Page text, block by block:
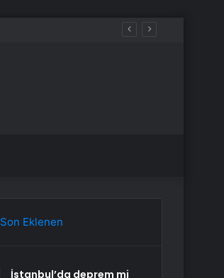
Son Eklenen
İstanbul’da deprem mi